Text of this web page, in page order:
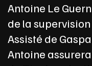
Antoine Le
de la
Assisté de
Antoine